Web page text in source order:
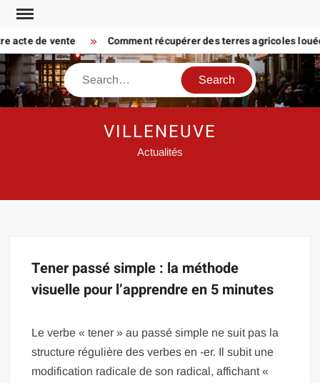
Skip
content
acte de vente Comment récupérer des terres agricoles
Search
VILLENEUVE
Actualités
Tener passé simple : la méthode
visuelle pour l’apprendre en 5 minutes
Le verbe « tener » au passé simple ne suit pas la
structure régulière des verbes en -er. Il subit une
modification radicale de son radical, affichant «